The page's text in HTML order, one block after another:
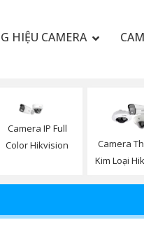
HIỆU CAMERA
Camera IP Full
Color Hikvision
Camera
Kim Loại